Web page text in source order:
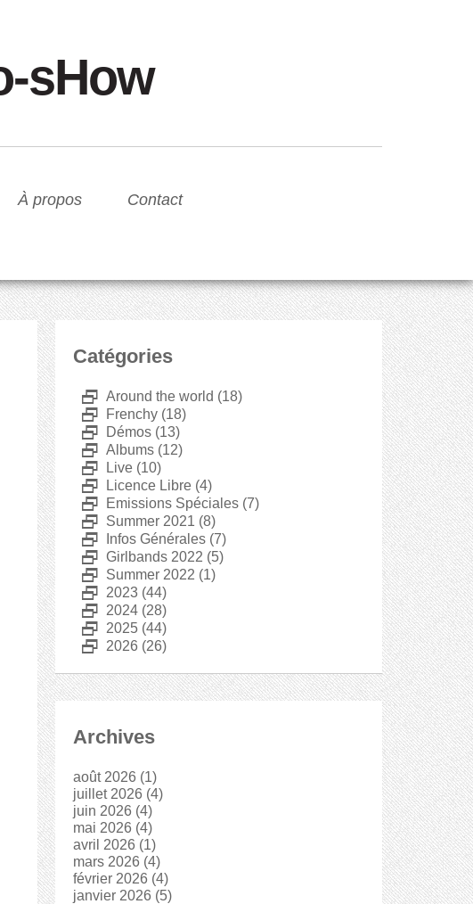
sHow
À propos Contact
Catégories
D Around the world (18)
D Frenchy (18)
D Démos (13)
D Albums (12)
D Live (10)
D Licence Libre (4)
D Emissions Spéciales (7)
D Summer 2021 (8)
D Infos Générales (7)
D Girlbands 2022 (5)
D Summer 2022 (1)
D 2023 (44)
D 2024 (28)
D 2025 (44)
D 2026 (26)
Archives
août 2026 (1)
juillet 2026 (4)
juin 2026 (4)
mai 2026 (4)
avril 2026 (1)
mars 2026 (4)
février 2026 (4)
janvier 2026 (5)